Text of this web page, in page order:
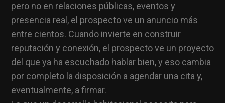
pero no en relaciones públicas, eventos y
presencia real, el prospecto ve un anuncio más
entre cientos. Cuando invierte en construir
reputación y conexión, el prospecto ve un proyecto
del que ya ha escuchado hablar bien, y eso cambia
por completo la disposición a agendar una cita y,
eventualmente, a firmar.